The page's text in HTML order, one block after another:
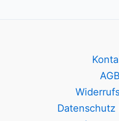
AGB
Datenschutz